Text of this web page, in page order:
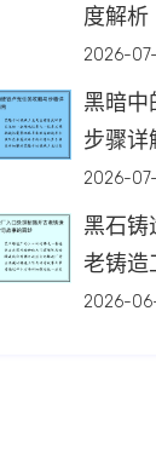
度解析
2026-
黑暗
步骤
2026-
黑石
老铸造
2026-06-